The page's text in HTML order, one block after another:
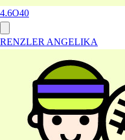
4.6O40
RENZLER ANGELIKA